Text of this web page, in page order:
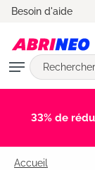
principal
Besoin d'aide
33% de
Accueil